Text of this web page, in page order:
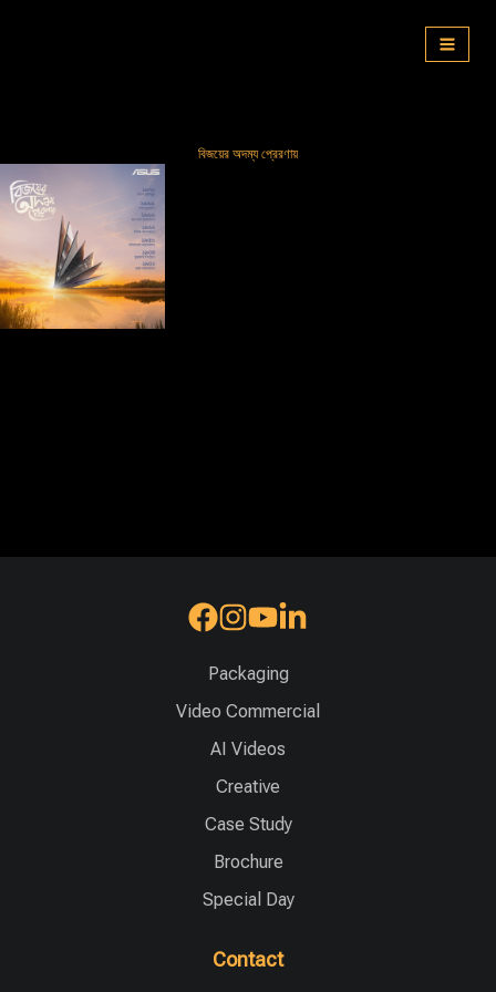
বিজয়ের অদম্য প্রেরণায়
Packaging
Video Commercial
AI Videos
Creative
Case Study
Brochure
Special Day
Contact